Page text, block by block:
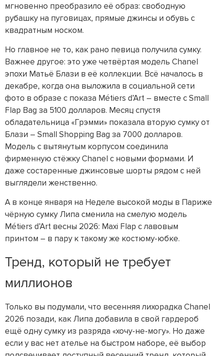
мгновенно преобразило её образ: свободную
рубашку на пуговицах, прямые джинсы и обувь с
квадратным носком.
Но главное не то, как рано певица получила сумку.
Важнее другое: это уже четвёртая модель Chanel
эпохи Матьё Блази в её коллекции. Всё началось в
декабре, когда она выложила в социальной сети
фото в образе с показа Métiers d’Art – вместе с Small
Flap Bag за 5100 долларов. Месяц спустя
обладательница «Грэмми» показала вторую сумку от
Блази – Small Shopping Bag за 7000 долларов.
Модель с вытянутым корпусом соединила
фирменную стёжку Chanel с новыми формами. И
даже состаренные джинсовые шорты рядом с ней
выглядели женственно.
А в конце января на Неделе высокой моды в Париже
чёрную сумку Липа сменила на смелую модель
Métiers d’Art весны 2026: Maxi Flap с лавовым
принтом – в пару к такому же костюму-юбке.
Тренд, который не требует
миллионов
Только вы подумали, что весенняя лихорадка Chanel
2026 позади, как Липа добавила в свой гардероб
ещё одну сумку из разряда «хочу-не-могу». Но даже
если у вас нет ателье на быстром наборе, её выбор